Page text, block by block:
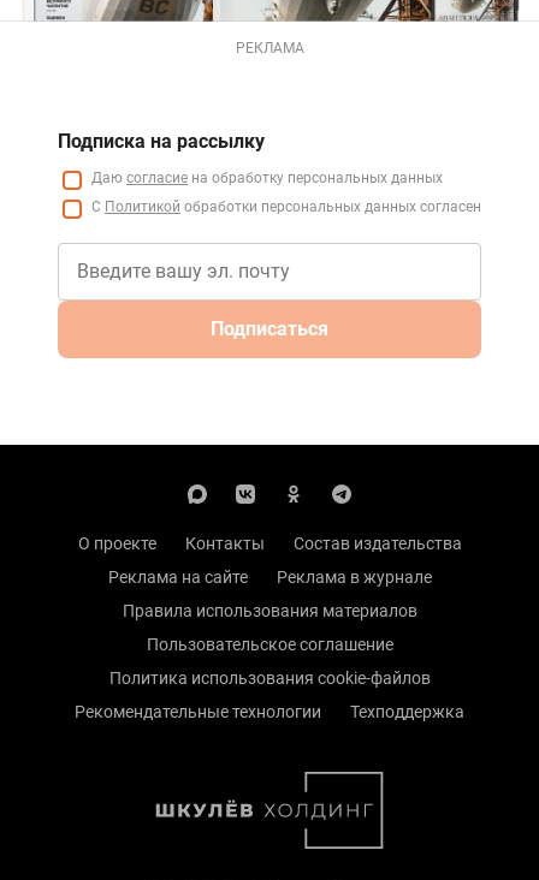
РЕКЛАМА
Подписка на рассылку
Даю согласие на обработку персональных данных
С Политикой обработки персональных данных согласен
Подписаться
О проекте Контакты
Состав издательства
Реклама на сайте
Реклама в журнале
Правила использования материалов
Пользовательское соглашение
Политика использования cookie-файлов
Рекомендательные технологии
Техподдержка